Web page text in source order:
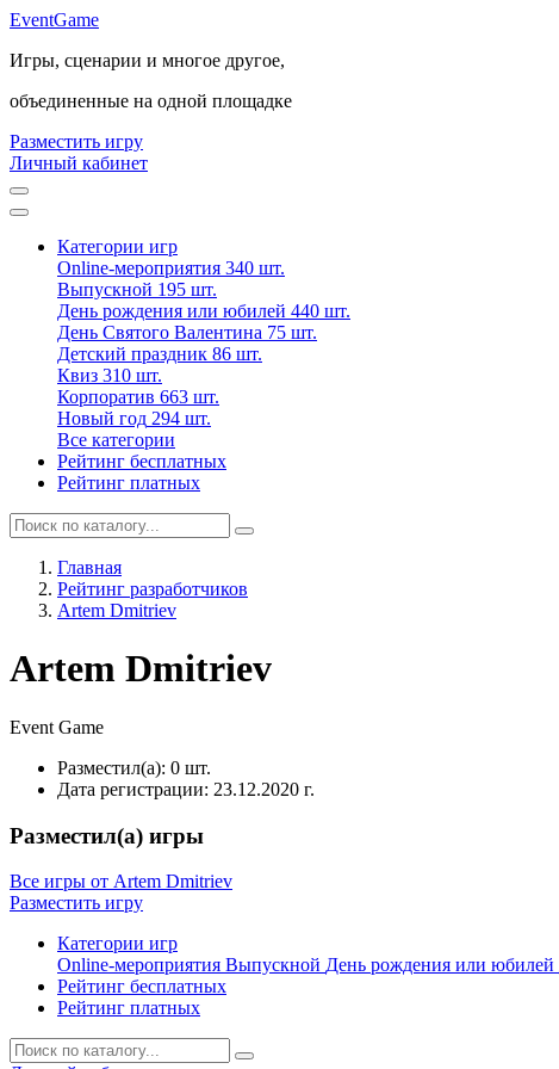
EventGame
Игры, сценарии и многое другое,
объединенные на одной площадке
Разместить игру
Личный кабинет
Категории игр
Online-мероприятия 340 шт.
Выпускной 195 шт.
День рождения или юбилей 440 шт.
День Святого Валентина 75 шт.
Детский праздник 86 шт.
Квиз 310 шт.
Корпоратив 663 шт.
Новый год 294 шт.
Все категории
Рейтинг бесплатных
Рейтинг платных
Главная
Рейтинг разработчиков
Artem Dmitriev
Artem Dmitriev
Event Game
Разместил(а): 0 шт.
Дата регистрации: 23.12.2020 г.
Разместил(а) игры
Все игры от Artem Dmitriev
Разместить игру
Категории игр
Online-мероприятия Выпускной День рождения или юбилей
Рейтинг бесплатных
Рейтинг платных